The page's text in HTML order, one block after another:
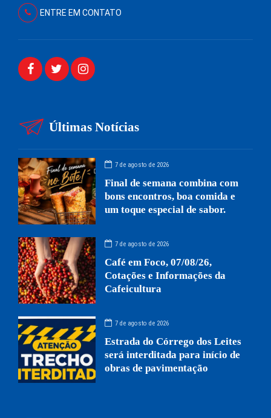
ENTRE EM CONTATO
Últimas Notícias
7 de agosto de 2026
Final de semana combina com
bons encontros, boa comida e
um toque especial de sabor.
7 de agosto de 2026
Café em Foco, 07/08/26,
Cotações e Informações da
Cafeicultura
7 de agosto de 2026
Estrada do Córrego dos Leites
será interditada para início de
obras de pavimentação